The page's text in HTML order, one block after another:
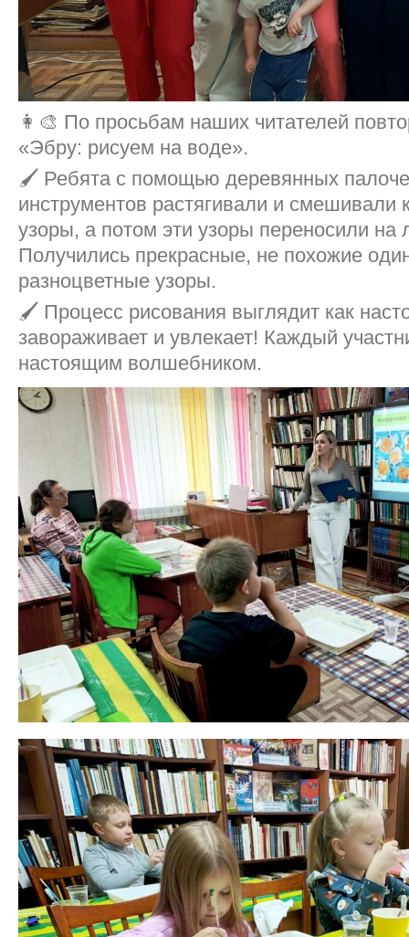
👩‍🎨 По просьбам наших читателей
«Эбру: рисуем на воде».
🖌️ Ребята с помощью деревянных
инструментов растягивали и смешивали
узоры, а потом эти узоры переносили на
Получились прекрасные, не похожие
разноцветные узоры.
🖌️ Процесс рисования выглядит как
завораживает и увлекает! Каждый
настоящим волшебником.